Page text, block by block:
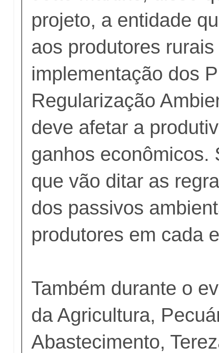
projeto, a entidade
aos produtores
implementação dos
Regularização
deve afetar a
ganhos econômicos.
que vão ditar as
dos passivos
produtores em cada
Também durante o
da Agricultura,
Abastecimento,